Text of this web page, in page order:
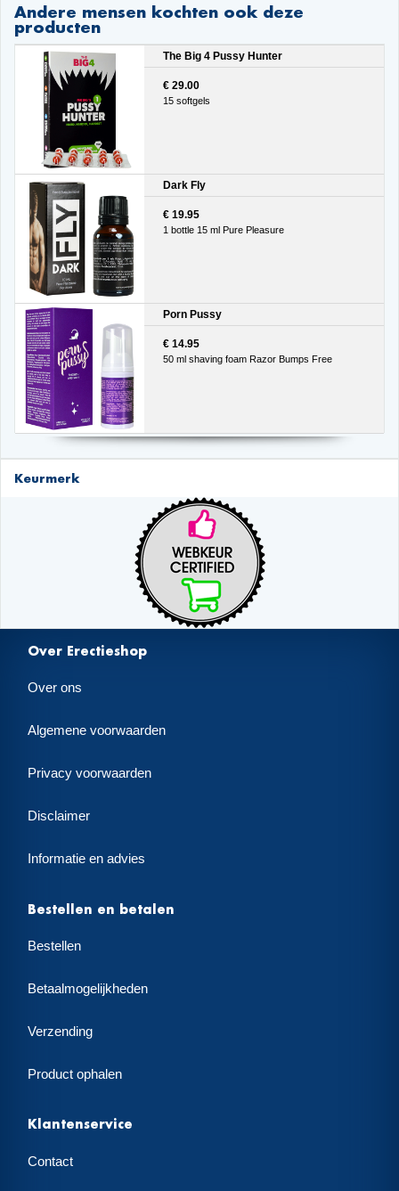
Andere mensen kochten ook deze
producten
The Big 4 Pussy Hunter
€ 29.00
15 softgels
Dark Fly
€ 19.95
1 bottle 15 ml Pure Pleasure
Porn Pussy
€ 14.95
50 ml shaving foam Razor Bumps Free
Keurmerk
Over Erectieshop
Over ons
Algemene voorwaarden
Privacy voorwaarden
Disclaimer
Informatie en advies
Bestellen en betalen
Bestellen
Betaalmogelijkheden
Verzending
Product ophalen
Klantenservice
Contact